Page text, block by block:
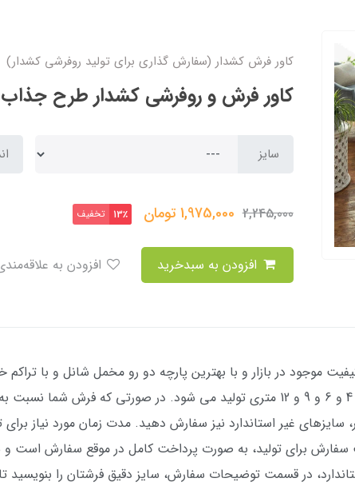
کاور فرش کشدار (سفارش گذاری برای تولید روفرشی کشدار)
کاور فرش و روفرشی کشدار طرح جذاب کد
سایز
2,245,000
1,975,000تومان 13٪ تخفیف
موجود در بازار و با بهترین پارچه دو رو مخمل شانل و با تراکم
عکس ژورنالی) با طرح بسیار زیبا در سایزهای 4 و 6 و 9 و 12 متری تولید می شود. در
سفارش برای تولید، به صورت پرداخت کامل در موقع سفارش است
در قسمت توضیحات سفارش، سایز دقیق فرشتان را بنویسید